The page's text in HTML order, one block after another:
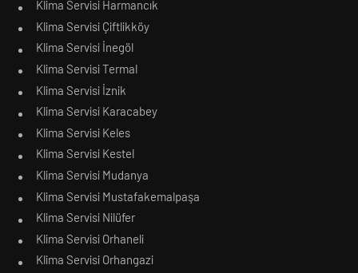
Klima Servisi Harmancık
Klima Servisi Çiftlikköy
Klima Servisi İnegöl
Klima Servisi Termal
Klima Servisi İznik
Klima Servisi Karacabey
Klima Servisi Keles
Klima Servisi Kestel
Klima Servisi Mudanya
Klima Servisi Mustafakemalpaşa
Klima Servisi Nilüfer
Klima Servisi Orhaneli
Klima Servisi Orhangazi